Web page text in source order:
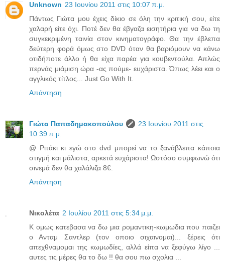
Unknown 23 Ιουνίου 2011 στις 10:07 π.μ.
Πάντως Γιώτα μου έχεις δίκιο σε όλη την κριτική σου, είτε
χαλαρή είτε όχι. Ποτέ δεν θα έβγαζα εισητήρια για να δω τη
συγκεκριμένη ταινία στον κινηματογράφο. Θα την έβλεπα
δεύτερη φορά όμως στο DVD όταν θα βαριόμουν να κάνω
οτιδήποτε άλλο ή θα είχα παρέα για κουβεντούλα. Απλώς
περνάς μιάμιση ώρα -ας πούμε- ευχάριστα. Όπως λέει και ο
αγγλικός τίτλος... Just Go With It.
Απάντηση
Γιώτα Παπαδημακοπούλου
23 Ιουνίου 2011 στις
10:39 π.μ.
@ Ριτάκι κι εγώ στο dvd μπορεί να το ξανάβλεπα κάποια
στιγμή και μάλιστα, αρκετά ευχάριστα! Ωστόσο συμφωνώ ότι
σινεμά δεν θα χαλάλιζα 8€.
Απάντηση
Νικολέτα 2 Ιουλίου 2011 στις 5:34 μ.μ.
Κ ομως κατεβασα να δω μια ρομαντικη-κωμωδια που παιζει
ο Ανταμ Σαντλερ (τον οποιο σιχαινομαι)... ξέρεις ότι
απεχθναμομαι της κωμωδίες, αλλά είπα να ξεφύγω λίγο ...
αυτες τις μέρες θα το δω !! θα σου πω σχολια ...